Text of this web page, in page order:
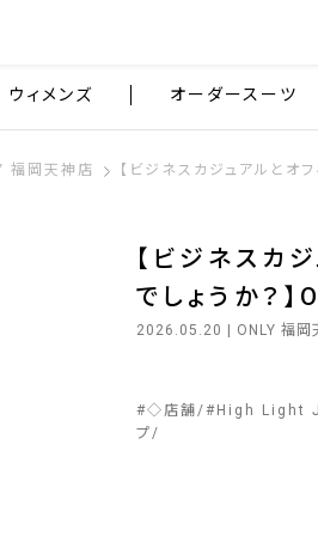
ツブランド ONLY
ウィメンズ オーダースーツ
福岡天神店 【ビジネスカジュアルとオ
【ビジネスカ
でしょうか？
2026.05.20 | ONLY 福岡
#◇店舗 # High Light
プ